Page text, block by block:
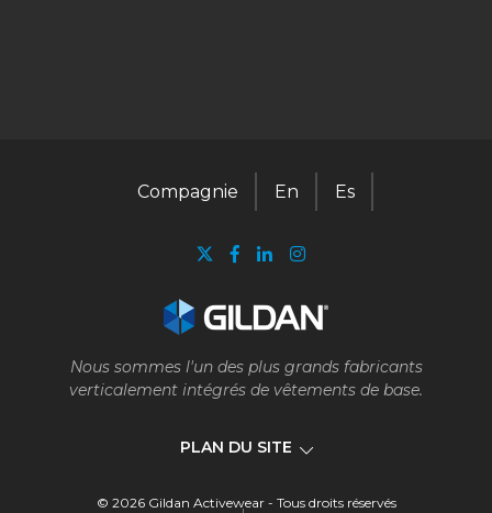
Nous sommes l'un des plus grands fabricants
verticalement intégrés de vêtements de base.
PLAN DU SITE
Compagnie En Es
© 2026 Gildan Activewear - Tous droits réservés